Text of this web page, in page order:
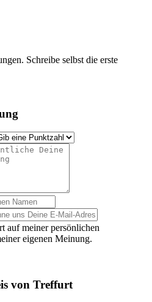
Schreibe selbst die erste
auf meiner persönlichen
eigenen Meinung.
von Treffurt